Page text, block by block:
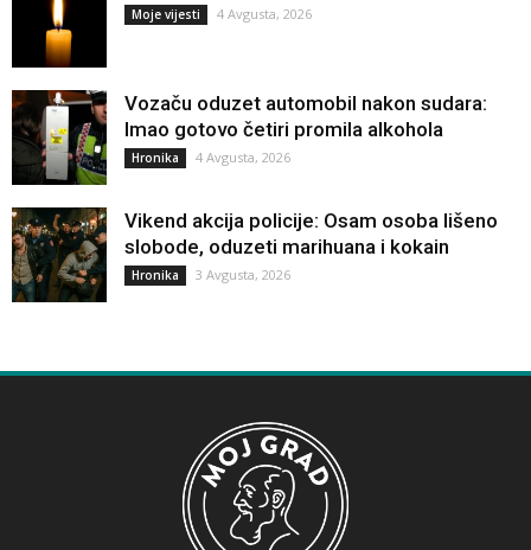
Moje vijesti 4 Avgusta, 2026
Vozaču oduzet automobil nakon sudara:
Imao gotovo četiri promila alkohola
Hronika 4 Avgusta, 2026
Vikend akcija policije: Osam osoba lišeno
slobode, oduzeti marihuana i kokain
Hronika 3 Avgusta, 2026